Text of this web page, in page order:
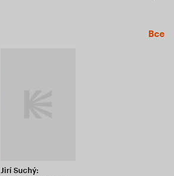
Все
Jirí Suchý: